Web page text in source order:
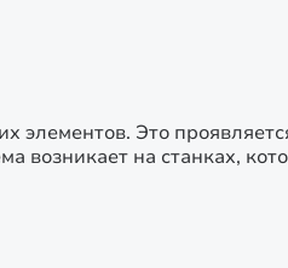
Это
возникает на станках,